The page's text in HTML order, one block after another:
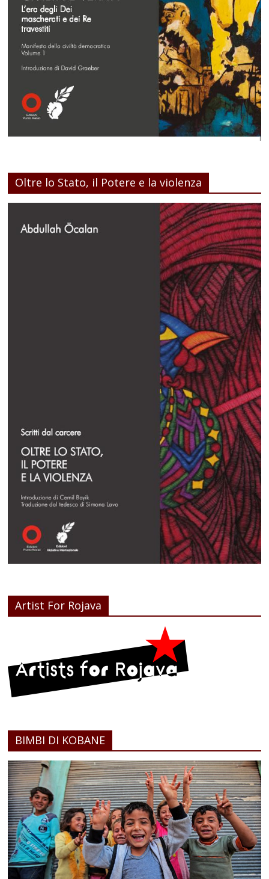
Oltre lo Stato, il Potere e la violenza
Artist For Rojava
BIMBI DI KOBANE